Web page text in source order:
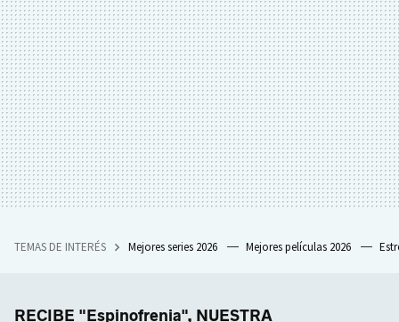
TEMAS DE INTERÉS Mejores series 2026 Mejores películas 2026
RECIBE "Espinofrenia", NUESTRA